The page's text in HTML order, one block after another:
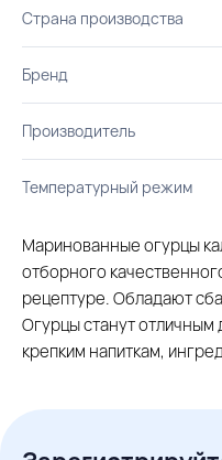
Страна производства
Бренд
Производитель
Температурный режим
Маринованные огурцы
отборного
рецептуре. Обладают
Огурцы станут
крепким напиткам,